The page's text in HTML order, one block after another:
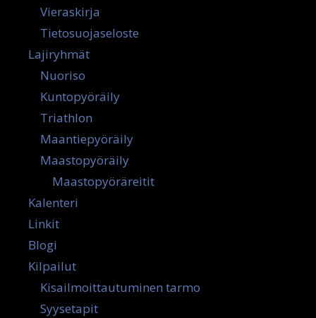
Vieraskirja
Tietosuojaseloste
Lajiryhmät
Nuoriso
Kuntopyöräily
Triathlon
Maantiepyöräily
Maastopyöräily
Maastopyöräreitit
Kalenteri
Linkit
Blogi
Kilpailut
Kisailmoittautuminen tarmo
Syysetapit